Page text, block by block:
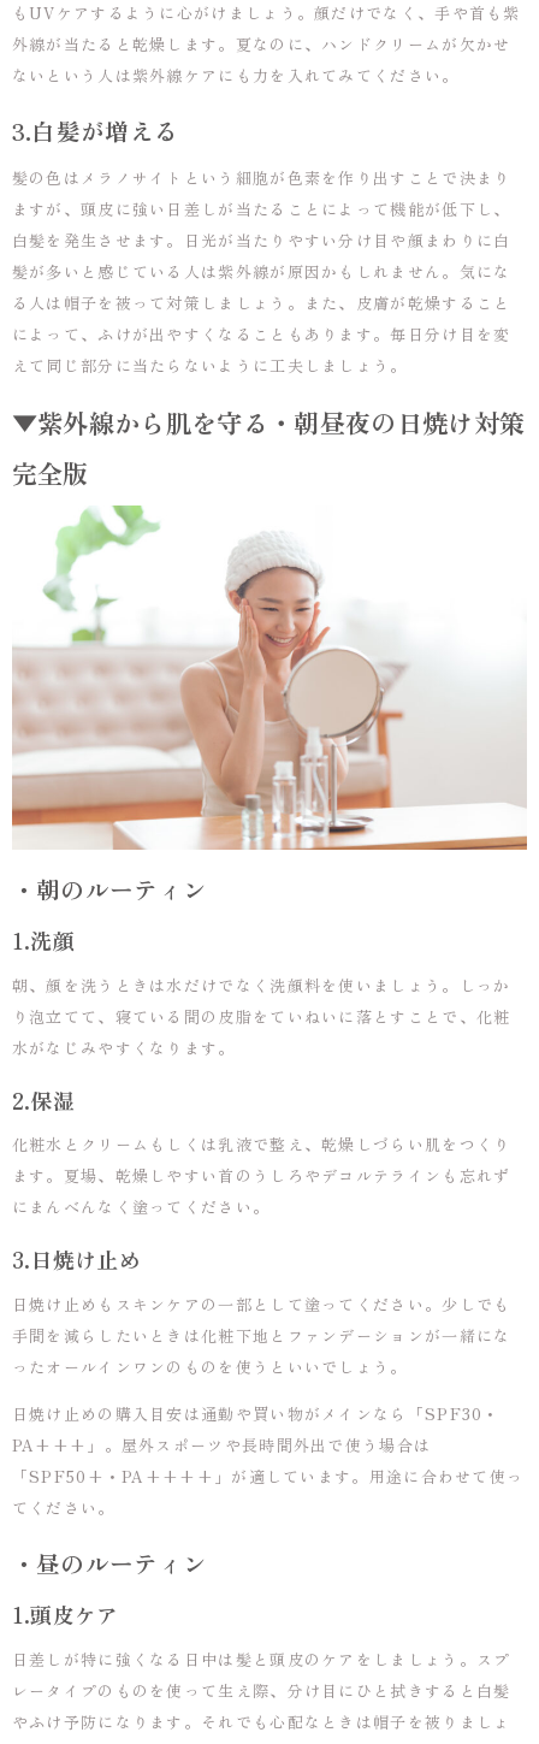
もUVケアするように心がけましょう。顔だけでなく、手や首も紫
外線が当たると乾燥します。夏なのに、ハンドクリームが欠かせ
ないという人は紫外線ケアにも力を入れてみてください。
3.白髪が増える
髪の色はメラノサイトという細胞が色素を作り出すことで決まり
ますが、頭皮に強い日差しが当たることによって機能が低下し、
白髪を発生させます。日光が当たりやすい分け目や顔まわりに白
髪が多いと感じている人は紫外線が原因かもしれません。気にな
る人は帽子を被って対策しましょう。また、皮膚が乾燥すること
によって、ふけが出やすくなることもあります。毎日分け目を変
えて同じ部分に当たらないように工夫しましょう。
▼紫外線から肌を守る・朝昼夜の日焼け対策
完全版
・朝のルーティン
1.洗顔
朝、顔を洗うときは水だけでなく洗顔料を使いましょう。しっか
り泡立てて、寝ている間の皮脂をていねいに落とすことで、化粧
水がなじみやすくなります。
2.保湿
化粧水とクリームもしくは乳液で整え、乾燥しづらい肌をつくり
ます。夏場、乾燥しやすい首のうしろやデコルテラインも忘れず
にまんべんなく塗ってください。
3.日焼け止め
日焼け止めもスキンケアの一部として塗ってください。少しでも
手間を減らしたいときは化粧下地とファンデーションが一緒にな
ったオールインワンのものを使うといいでしょう。
日焼け止めの購入目安は通勤や買い物がメインなら「SPF30・
PA+++」。屋外スポーツや長時間外出で使う場合は
「SPF50+・PA++++」が適しています。用途に合わせて使っ
てください。
・昼のルーティン
1.頭皮ケア
日差しが特に強くなる日中は髪と頭皮のケアをしましょう。スプ
レータイプのものを使って生え際、分け目にひと拭きすると白髪
やふけ予防になります。それでも心配なときは帽子を被りましょ